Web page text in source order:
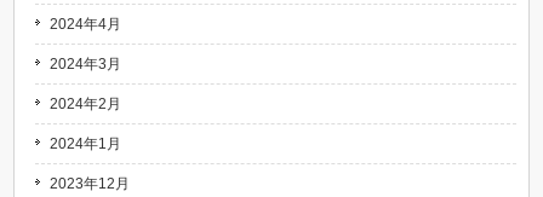
2024年4月
2024年3月
2024年2月
2024年1月
2023年12月